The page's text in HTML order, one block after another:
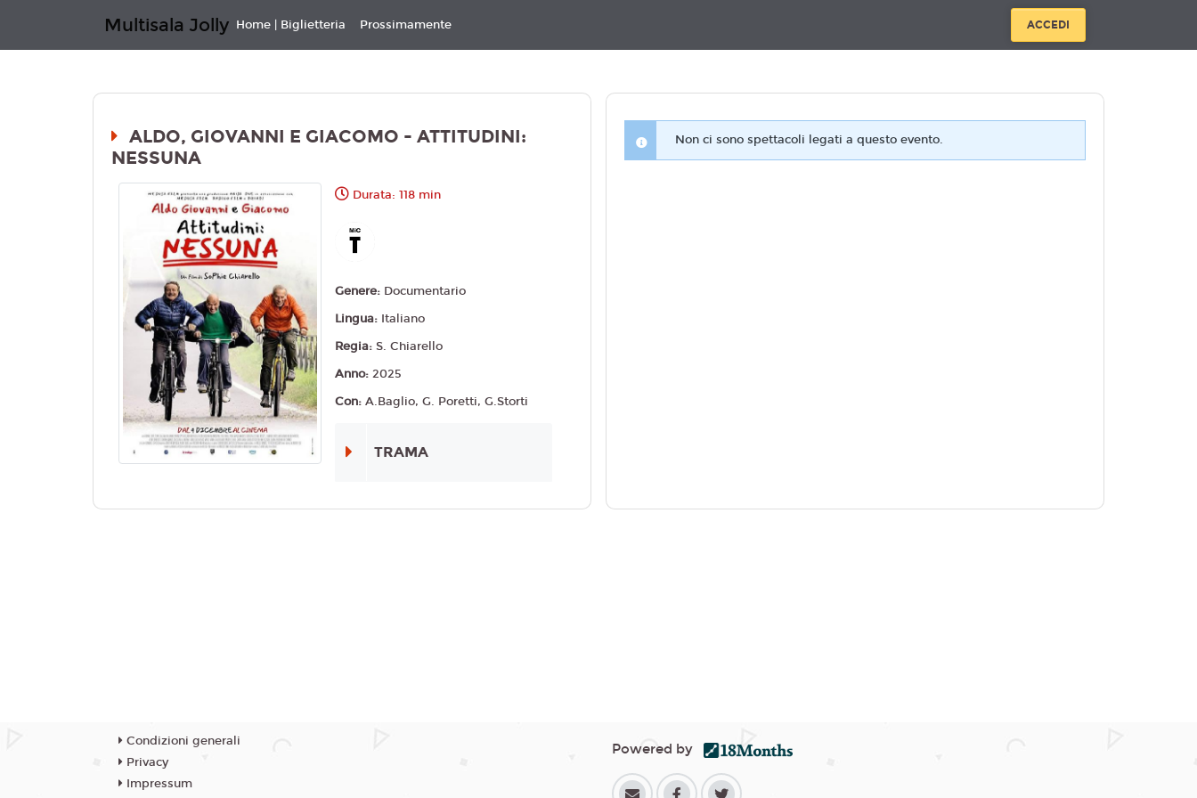
Multisala Jolly Home | Biglietteria Prossimamente ACCEDI
ALDO, GIOVANNI E GIACOMO - ATTITUDINI:
NESSUNA
Durata: 118 min
Genere: Documentario
Lingua: Italiano
Regia:S. Chiarello
Anno:2025
Con:A.Baglio, G. Poretti, G.Storti
TRAMA
Non ci sono spettacoli legati a questo evento.
Condizioni generali
Privacy
Impressum
Powered by